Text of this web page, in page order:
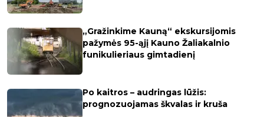
„Gražinkime Kauną“ ekskursijomis
pažymės 95-ąjį Kauno Žaliakalnio
funikulieriaus gimtadienį
Po kaitros – audringas lūžis:
prognozuojamas škvalas ir kruša